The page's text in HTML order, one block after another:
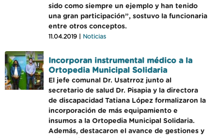
sido como siempre un ejemplo y han tenido
una gran participación”, sostuvo la funcionaria
entre otros conceptos.
11.04.2019 | Noticias
Incorporan instrumental médico a la
Ortopedia Municipal Solidaria
El jefe comunal Dr. Usatrroz junto al
secretario de salud Dr. Pisapia y la directora
de discapacidad Tatiana López formalizaron la
incorporación de más equipamiento e
insumos a la Ortopedia Municipal Solidaria.
Además, destacaron el avance de gestiones y